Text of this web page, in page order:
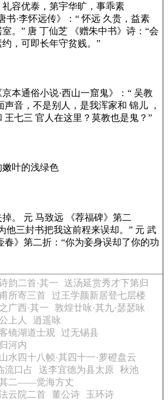
礼容优泰，第宇华旷，事乖素
书·李怀远传》：“ 怀远 久贵，益素
。” 唐 丁仙芝 《赠朱中书》诗：“会
，可即长年守贫贱。”
本通俗小说·西山一窟鬼》：“ 吴教
声音，不是别人，是我浑家和 锦儿 ，
王七三 官人在这里？莫教也是鬼？”
叶的浅绿色
。 元 马致远 《荐福碑》第二
他三封书把我这前程来误却。” 元 武
春》第二折：“你为妾身误却了你的功
韵二首·其一
送汤延赏秀才下第归
所寄三首
过王学颜新居登七层楼
广西·其一
敦煌廿咏·其九·瑟瑟咏
上人
逍遥咏
镜湖道士观
过无锡县
河内
水四十八帧·其四十一·萝磴盘云
流口占 送李宜德为县太原
秋池
二——觉海方丈
云院二首
董公诗
玉环诗